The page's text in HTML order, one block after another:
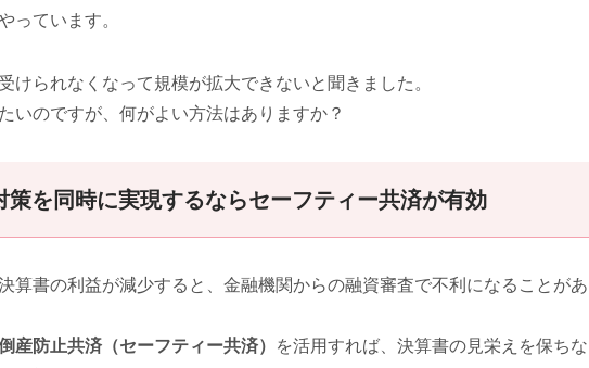
っています。
けられなくなって規模が拡大できないと聞きました。
いのですが、何がよい方法はありますか？
策を同時に実現するならセーフティー共済が有効
算書の利益が減少すると、金融機関からの融資審査で不利になることがあ
産防止共済（セーフティー共済）
を活用すれば、決算書の見栄えを保ちな